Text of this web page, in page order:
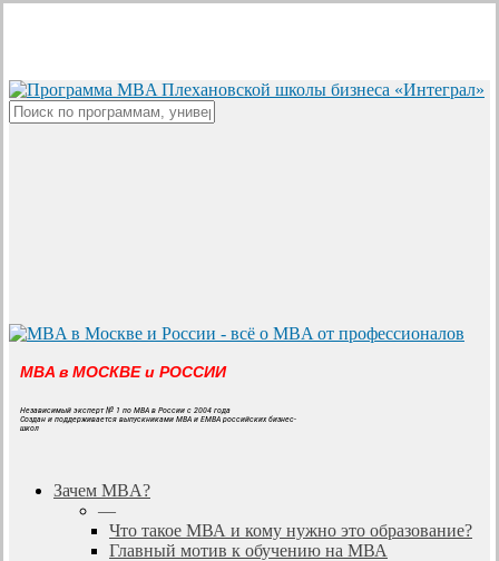
content
MBA в МОСКВЕ и РОССИИ
Независимый эксперт № 1 по MBA в России с 2004 года
Создан и поддерживается выпускниками MBA и EMBA российских бизнес-
школ
search
Menu
Зачем MBA?
—
Что такое МВА и кому нужно это образование?
Главный мотив к обучению на МВА